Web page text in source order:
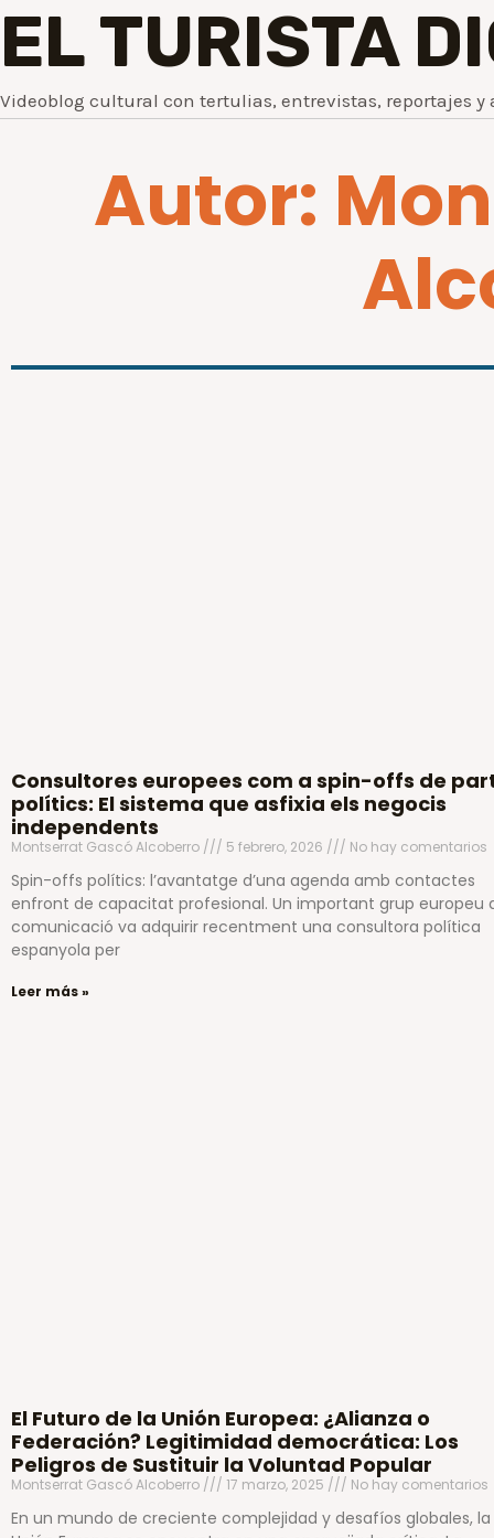
EL TURISTA
Videoblog cultural con tertulias, entrevistas, reportajes y
Autor:
Consultores europees com a spin-offs de
polítics: El sistema que asfixia els negocis
independents
Montserrat Gascó Alcoberro 5 febrero, 2026 No hay comentarios
Spin-offs polítics: l’avantatge d’una agenda amb contactes
enfront de capacitat profesional. Un important grup europeu
comunicació va adquirir recentment una consultora política
espanyola per
Leer más »
El Futuro de la Unión Europea: ¿Alianza o
Federación? Legitimidad democrática: Los
Peligros de Sustituir la Voluntad Popular
Montserrat Gascó Alcoberro 17 marzo, 2025 No hay comentarios
En un mundo de creciente complejidad y desafíos globales, la